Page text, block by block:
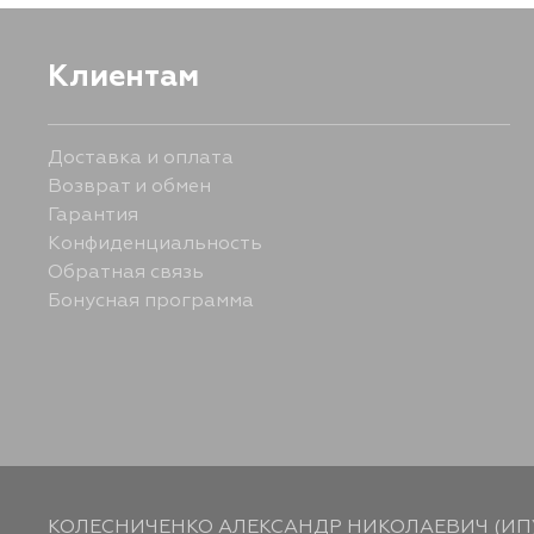
Клиентам
Доставка и оплата
Возврат и обмен
Гарантия
Конфиденциальность
Обратная связь
Бонусная программа
КОЛЕСНИЧЕНКО АЛЕКСАНДР НИКОЛАЕВИЧ